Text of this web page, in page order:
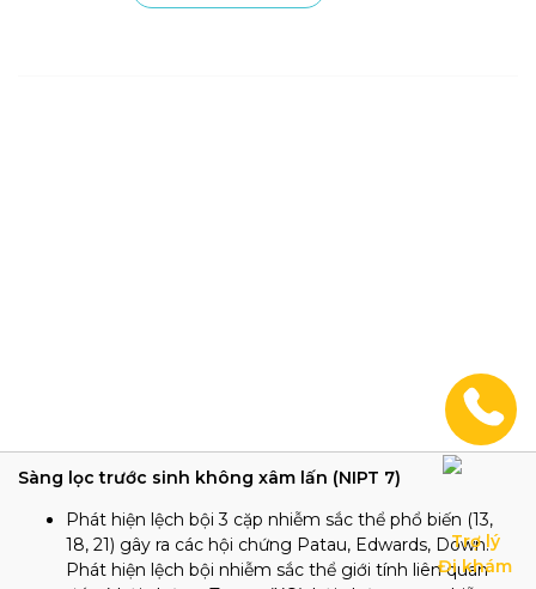
Sàng lọc trước sinh không xâm lấn (NIPT 7)
Phát hiện lệch bội 3 cặp nhiễm sắc thể phổ biến (13,
18, 21) gây ra các hội chứng Patau, Edwards, Down.
Phát hiện lệch bội nhiễm sắc thể giới tính liên quan
Trợ lý
Đi khám